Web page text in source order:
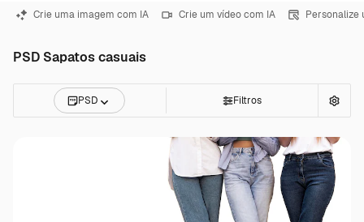
Crie uma imagem com IA Crie um vídeo com IA Personalize
PSD Sapatos casuais
PSD Filtros